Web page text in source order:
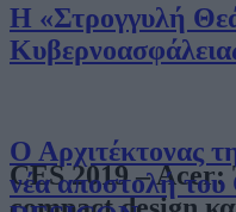
Η «Στρογγυλή
Ο Αρχιτέκτονας
νέα αποστολή
CES 2019 – Acer: